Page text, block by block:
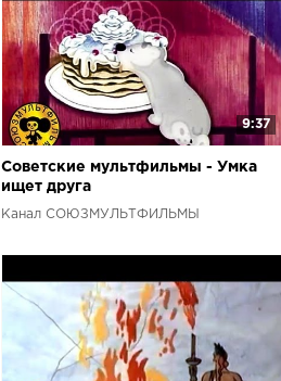
9:37
Советские мультфильмы - Умка
ищет друга
Канал СОЮЗМУЛЬТФИЛЬМЫ